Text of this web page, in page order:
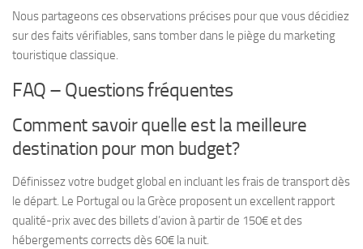
Nous partageons ces observations précises pour que vous décidiez
sur des faits vérifiables, sans tomber dans le piège du marketing
touristique classique.
FAQ – Questions fréquentes
Comment savoir quelle est la meilleure
destination pour mon budget?
Définissez votre budget global en incluant les frais de transport dès
le départ. Le Portugal ou la Grèce proposent un excellent rapport
qualité-prix avec des billets d’avion à partir de 150€ et des
hébergements corrects dès 60€ la nuit.